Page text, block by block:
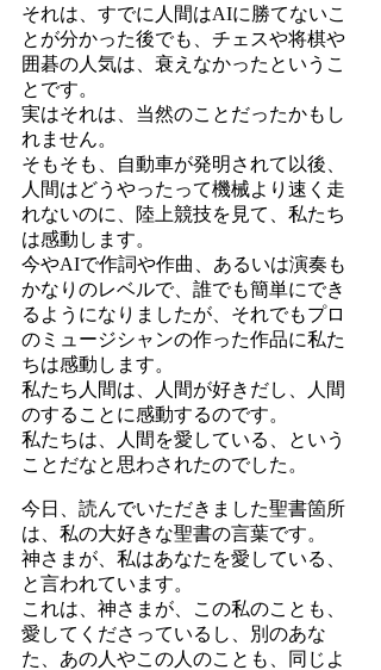
それは、すでに人間はAIに勝てないこ
とが分かった後でも、チェスや将棋や
囲碁の人気は、衰えなかったというこ
とです。
実はそれは、当然のことだったかもし
れません。
そもそも、自動車が発明されて以後、
人間はどうやったって機械より速く走
れないのに、陸上競技を見て、私たち
は感動します。
今やAIで作詞や作曲、あるいは演奏も
かなりのレベルで、誰でも簡単にでき
るようになりましたが、それでもプロ
のミュージシャンの作った作品に私た
ちは感動します。
私たち人間は、人間が好きだし、人間
のすることに感動するのです。
私たちは、人間を愛している、という
ことだなと思わされたのでした。
今日、読んでいただきました聖書箇所
は、私の大好きな聖書の言葉です。
神さまが、私はあなたを愛している、
と言われています。
これは、神さまが、この私のことも、
愛してくださっているし、別のあな
た、あの人やこの人のことも、同じよ